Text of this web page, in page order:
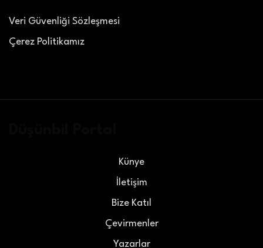
Veri Güvenliği Sözleşmesi
Çerez Politikamız
Künye
İletişim
Bize Katıl
Çevirmenler
Yazarlar